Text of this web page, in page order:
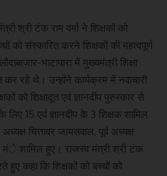
श्री टंक राम वर्मा ने शिक्षकों को
को संस्कारित करने शिक्षकों की महत्वपूर्ण
भाटापारा में मुख्यमंत्री शिक्षा
रहे थे। उन्होंने कार्यक्रम में नवाचारी
को शिक्षादूत एवं ज्ञानदीप पुरुस्कार से
लिए 15 एवं ज्ञानदीप के 3 शिक्षक शामिल
चित्तावर जायसवाल, पूर्व अध्यक्ष
मंे शामिल हुए। राजस्व मंत्री श्री टंक
हुए कहा कि शिक्षकों को बच्चों को